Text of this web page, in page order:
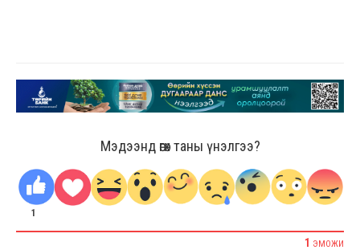
Мэдээнд өгөх таны үнэлгээ?
1
1 ЭМОЖИ